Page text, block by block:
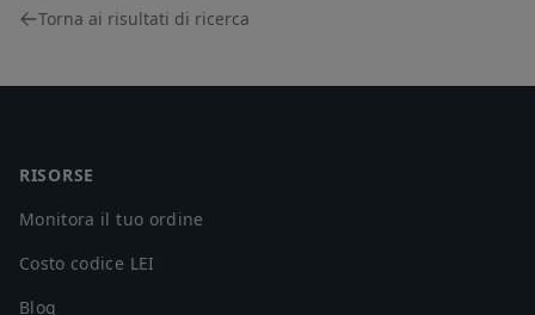
Torna ai risultati di ricerca
RISORSE
Monitora il tuo ordine
Costo codice LEI
Blog